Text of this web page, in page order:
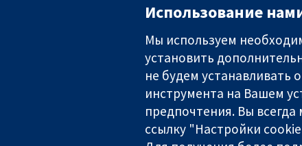
Надёжные доказательства
Информированные решения
Использование
Мы используем
установить
не будем
инструмента на Вашем
предпочтения. Вы
ссылку "Настройки